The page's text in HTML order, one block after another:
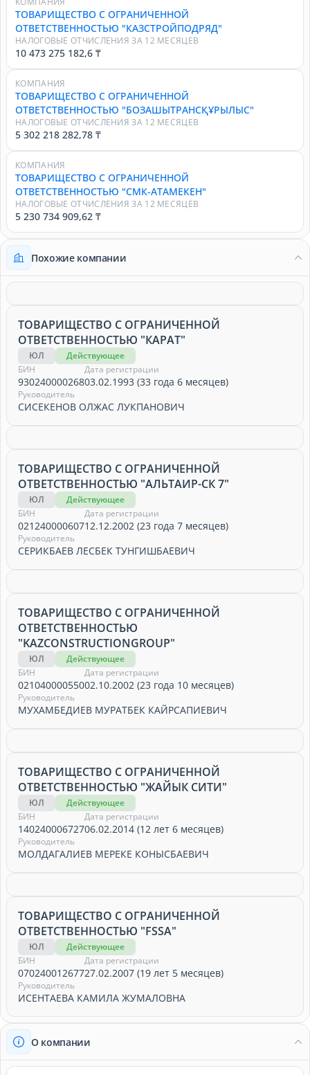
ТОВАРИЩЕСТВО С ОГРАНИЧЕННОЙ
ОТВЕТСТВЕННОСТЬЮ "КАЗСТРОЙПОДРЯД"
НАЛОГОВЫЕ ОТЧИСЛЕНИЯ ЗА 12 МЕСЯЦЕВ
10 473 275 182,6 ₸
КОМПАНИЯ
ТОВАРИЩЕСТВО С ОГРАНИЧЕННОЙ
ОТВЕТСТВЕННОСТЬЮ "БОЗАШЫТРАНСҚҰРЫЛЫС"
НАЛОГОВЫЕ ОТЧИСЛЕНИЯ ЗА 12 МЕСЯЦЕВ
5 302 218 282,78 ₸
КОМПАНИЯ
ТОВАРИЩЕСТВО С ОГРАНИЧЕННОЙ
ОТВЕТСТВЕННОСТЬЮ "СМК-АТАМЕКЕН"
НАЛОГОВЫЕ ОТЧИСЛЕНИЯ ЗА 12 МЕСЯЦЕВ
5 230 734 909,62 ₸
Похожие компании
ТОВАРИЩЕСТВО С ОГРАНИЧЕННОЙ
ОТВЕТСТВЕННОСТЬЮ "КАРАТ"
ЮЛ
Действующее
БИН
930240000268
Дата регистрации
03.02.1993 (33 года 6 месяцев)
Руководитель
СИСЕКЕНОВ ОЛЖАС ЛУКПАНОВИЧ
ТОВАРИЩЕСТВО С ОГРАНИЧЕННОЙ
ОТВЕТСТВЕННОСТЬЮ "АЛЬТАИР-СК 7"
ЮЛ
Действующее
БИН
021240000607
Дата регистрации
12.12.2002 (23 года 7 месяцев)
Руководитель
СЕРИКБАЕВ ЛЕСБЕК ТУНГИШБАЕВИЧ
ТОВАРИЩЕСТВО С ОГРАНИЧЕННОЙ
ОТВЕТСТВЕННОСТЬЮ
"KAZCONSTRUCTIONGROUP"
ЮЛ
Действующее
БИН
021040000550
Дата регистрации
02.10.2002 (23 года 10 месяцев)
Руководитель
МУХАМБЕДИЕВ МУРАТБЕК КАЙРСАПИЕВИЧ
ТОВАРИЩЕСТВО С ОГРАНИЧЕННОЙ
ОТВЕТСТВЕННОСТЬЮ "ЖАЙЫК СИТИ"
ЮЛ
Действующее
БИН
140240006727
Дата регистрации
06.02.2014 (12 лет 6 месяцев)
Руководитель
МОЛДАГАЛИЕВ МЕРЕКЕ КОНЫСБАЕВИЧ
ТОВАРИЩЕСТВО С ОГРАНИЧЕННОЙ
ОТВЕТСТВЕННОСТЬЮ "FSSA"
ЮЛ
Действующее
БИН
070240012677
Дата регистрации
27.02.2007 (19 лет 5 месяцев)
Руководитель
ИСЕНТАЕВА КАМИЛА ЖУМАЛОВНА
О компании